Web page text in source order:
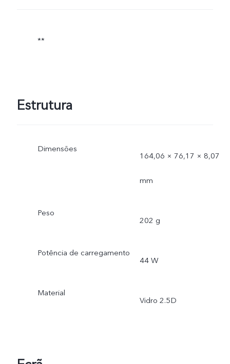
**
Estrutura
Dimensões
164,06 × 76,17 × 8,07
mm
Peso
202 g
Potência de carregamento
44 W
Material
Vidro 2.5D